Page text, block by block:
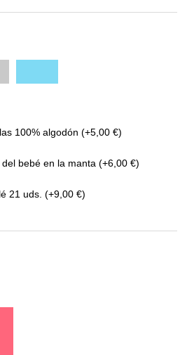
100% algodón (+5,00 €)
bebé en la manta (+6,00 €)
21 uds. (+9,00 €)